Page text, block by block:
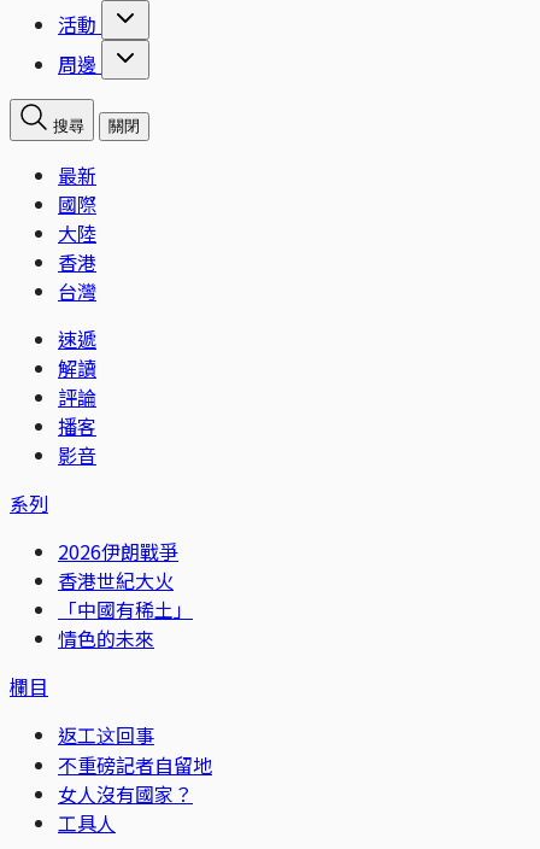
活動
周邊
搜尋 關閉
最新
國際
大陸
香港
台灣
速遞
解讀
評論
播客
影音
系列
2026伊朗戰爭
香港世紀大火
「中國有稀土」
情色的未來
欄目
返工这回事
不重磅記者自留地
女人沒有國家？
工具人